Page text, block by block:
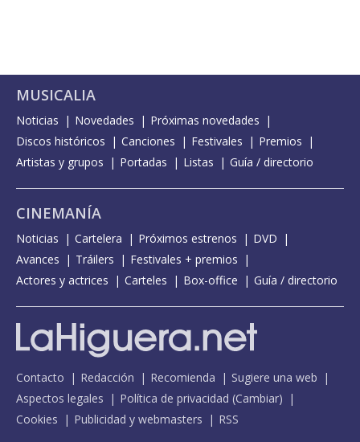
MUSICALIA
Noticias Novedades
Próximas novedades
Discos históricos
Canciones Festivales
Premios
Artistas y grupos
Portadas Listas Guía / directorio
CINEMANÍA
Noticias Cartelera Próximos estrenos
DVD
Avances
Tráilers
Festivales + premios
Actores y actrices
Carteles Box-office Guía / directorio
Contacto Redacción Recomienda
Sugiere una web
Aspectos legales
Política de privacidad (Cambiar)
Cookies
Publicidad y webmasters RSS